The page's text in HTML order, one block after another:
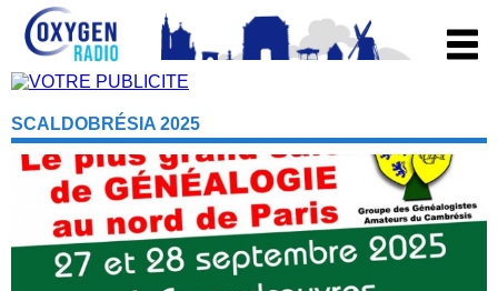
SCALDOBRÉSIA 2025